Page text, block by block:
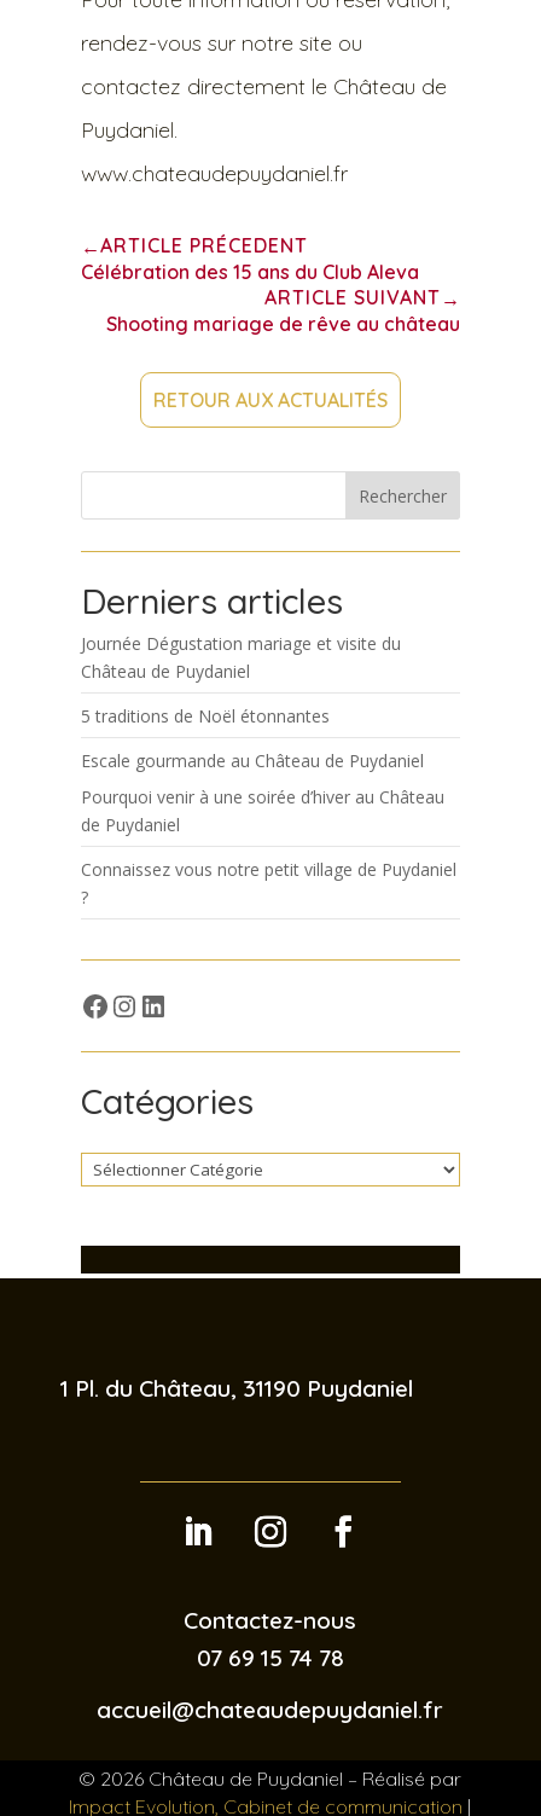
rendez-vous sur notre site ou
contactez directement le Château de
Puydaniel.
www.chateaudepuydaniel.fr
←ARTICLE PRÉCEDENT
Célébration des 15 ans du Club Aleva
ARTICLE SUIVANT →
Shooting mariage de rêve au château
RETOUR AUX ACTUALITÉS
Rechercher
Derniers articles
Journée Dégustation mariage et visite du
Château de Puydaniel
5 traditions de Noël étonnantes
Escale gourmande au Château de Puydaniel
Pourquoi venir à une soirée d’hiver au Château
de Puydaniel
Connaissez vous notre petit village de Puydaniel
?
Facebook
InstaLinkedIn
Catégories
1 Pl. du Château, 31190 Puydaniel
Contactez-nous
07 69 15 74 78
accueil@chateaudepuydaniel.fr
© 2026 Château de Puydaniel – Réalisé par
Impact Evolution, Cabinet de communication |